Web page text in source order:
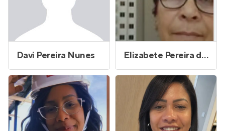
Davi Pereira Nunes Elizabete Pereira da Silva